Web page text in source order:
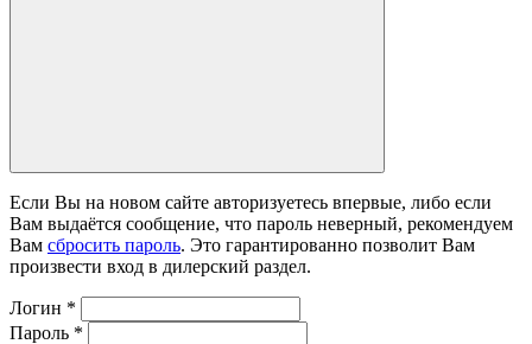
Если Вы на новом сайте авторизуетесь впервые, либо если
Вам выдаётся сообщение, что пароль неверный, рекомендуем
Вам сбросить пароль. Это гарантированно позволит Вам
произвести вход в дилерский раздел.
Логин *
Пароль *